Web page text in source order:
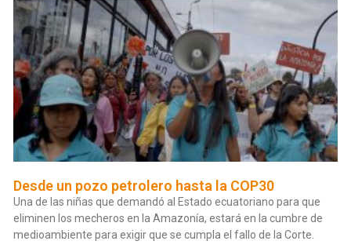
Desde un pozo petrolero hasta la COP30
Una de las niñas que demandó al Estado ecuatoriano para que
eliminen los mecheros en la Amazonía, estará en la cumbre de
medioambiente para exigir que se cumpla el fallo de la Corte.